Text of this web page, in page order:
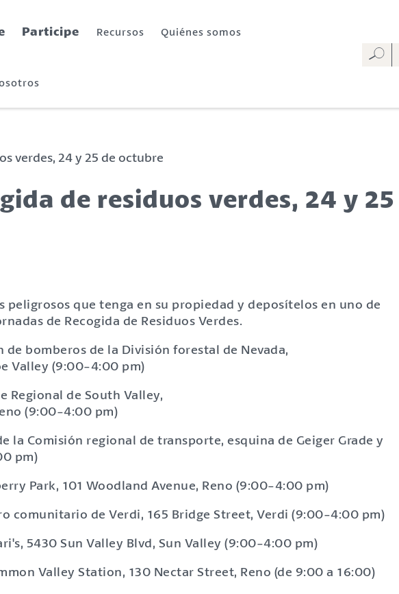
Participe Recursos Quiénes somos
verdes, 24 y 25 de octubre
de residuos verdes, 24 y 25
peligrosos que tenga en su propiedad y deposítelos en uno de
de Recogida de Residuos Verdes.
de bomberos de la División forestal de Nevada,
Valley (9:00-4:00 pm)
Regional de South Valley,
(9:00-4:00 pm)
la Comisión regional de transporte, esquina de Geiger Grade y
pm)
Park, 101 Woodland Avenue, Reno (9:00-4:00 pm)
comunitario de Verdi, 165 Bridge Street, Verdi (9:00-4:00 pm)
5430 Sun Valley Blvd, Sun Valley (9:00-4:00 pm)
Valley Station, 130 Nectar Street, Reno (de 9:00 a 16:00)